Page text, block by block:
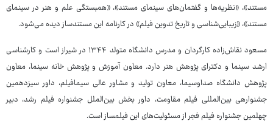
مستند»، «نظریه‌ها و گفتمان‌های سینمای مستند»، «همبستگی علم و هنر در سینمای
مستند»، «زیبایی‌شناسی و تاریخ تدوین فیلم» در کارنامه این مستندساز دیده می‌شود.
مسعود نقاش‌زاده کارگردان و مدرس دانشگاه متولد ۱۳۴۴ در شیراز است و کارشناسی
ارشد سینما و دکترای پژوهش هنر دارد. معاون آموزش و پژوهش خانه سینما، معاون
پژوهش دانشگاه صداوسیما، معاون تولید و مشاور عالی سیمافیلم، داور سیزدهمین
جشنوارهی بین‌المللی فیلم مقاومت، داور بخش بین‌الملل جشنواره فیلم رشد، دبیر
چهلمین جشنواره فیلم فجر از مسئولیت‌های این فیلمساز است.